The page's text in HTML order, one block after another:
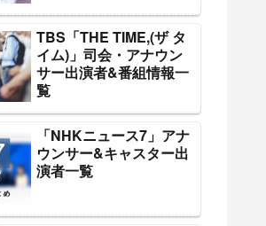
TBS「THE TIME,(ザ タ
イム)」司会・アナウン
サー出演者&番組情報一
覧
「NHKニュース7」アナ
ウンサー&キャスター出
演者一覧